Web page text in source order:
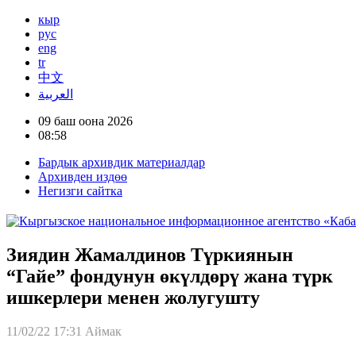
кыр
рус
eng
tr
中文
العربية
09 баш оона 2026
08:58
Бардык архивдик материалдар
Архивден издөө
Негизги сайтка
Зиядин Жамалдинов Түркиянын
“Гайе” фондунун өкүлдөрү жана түрк
ишкерлери менен жолугушту
11/02/22 17:31 Аймак